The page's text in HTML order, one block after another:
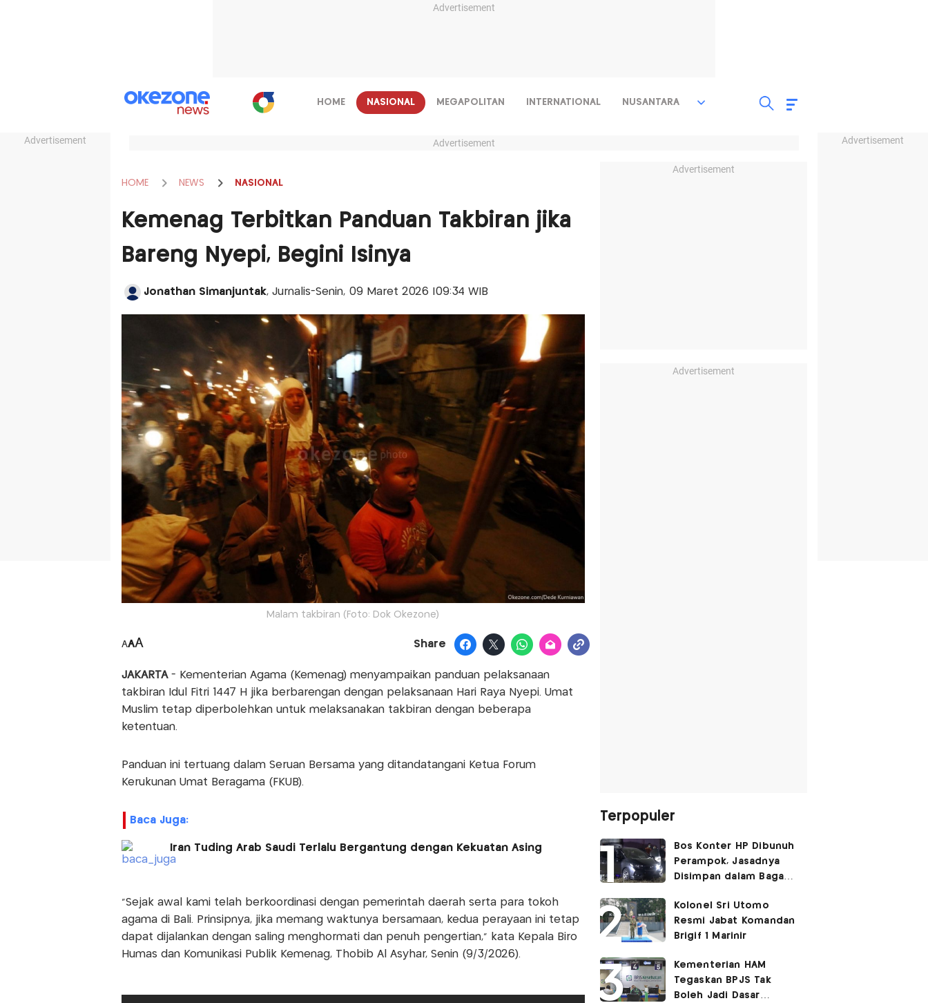
Advertisement
Advertisement Advertisement
HOME NASIONAL MEGAPOLITAN INTERNATIONAL NUSANTARA
Advertisement
HOME NEWS NASIONAL
Kemenag Terbitkan Panduan Takbiran jika
Bareng Nyepi, Begini Isinya
Jonathan Simanjuntak, Jurnalis-Senin, 09 Maret 2026 |09:34 WIB
Malam takbiran (Foto: Dok Okezone)
AAA Share
JAKARTA - Kementerian Agama (Kemenag) menyampaikan panduan pelaksanaan
takbiran Idul Fitri 1447 H jika berbarengan dengan pelaksanaan Hari Raya Nyepi. Umat
Muslim tetap diperbolehkan untuk melaksanakan takbiran dengan beberapa
ketentuan.
Panduan ini tertuang dalam Seruan Bersama yang ditandatangani Ketua Forum
Kerukunan Umat Beragama (FKUB).
Baca Juga:
Iran Tuding Arab Saudi Terlalu Bergantung dengan Kekuatan Asing
"Sejak awal kami telah berkoordinasi dengan pemerintah daerah serta para tokoh
agama di Bali. Prinsipnya, jika memang waktunya bersamaan, kedua perayaan ini tetap
dapat dijalankan dengan saling menghormati dan penuh pengertian," kata Kepala Biro
Humas dan Komunikasi Publik Kemenag, Thobib Al Asyhar, Senin (9/3/2026).
Advertisement
Advertisement
Terpopuler
Bos Konter HP Dibunuh
Perampok, Jasadnya
Disimpan dalam Bagasi
Kolonel Sri Utomo
Resmi Jabat Komandan
Brigif 1 Marinir
Kementerian HAM
Tegaskan BPJS Tak
Boleh Jadi Dasar